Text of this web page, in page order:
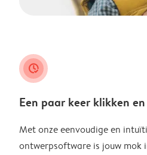
clock_check
Een paar keer klikken
Met onze eenvoudige en
ontwerpsoftware is jouw mok